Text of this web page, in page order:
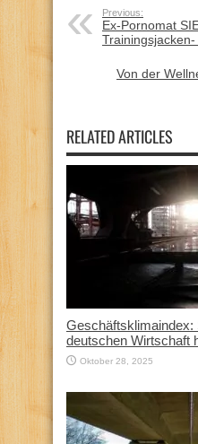
Previous:
Ex-Pornomat
Von der
RELATED ARTICLES
Geschäftsklimaindex:
deutschen Wirtschaft
Oktober 28, 2025